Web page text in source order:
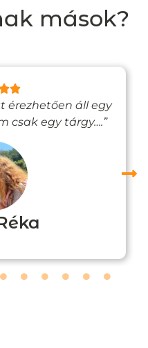
mások?
érezhetően áll egy
csak egy tárgy….”